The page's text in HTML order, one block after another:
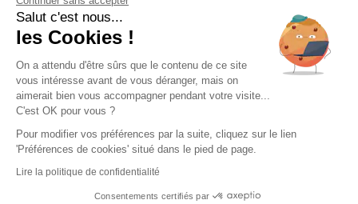
CONTACT
04 42 20 78 42
Du lundi au jeudi de 8h30 à 16h30 & le
vendredi de 8h30 à 15h30
Salut c'est nous...
les Cookies !
On a attendu d'être sûrs que le contenu de ce site
vous intéresse avant de vous déranger, mais on
aimerait bien vous accompagner pendant votre visite...
C'est OK pour vous ?
Pour modifier vos préférences par la suite, cliquez sur le lien
'Préférences de cookies' situé dans le pied de page.
Lire la politique de confidentialité
Consentements certifiés par